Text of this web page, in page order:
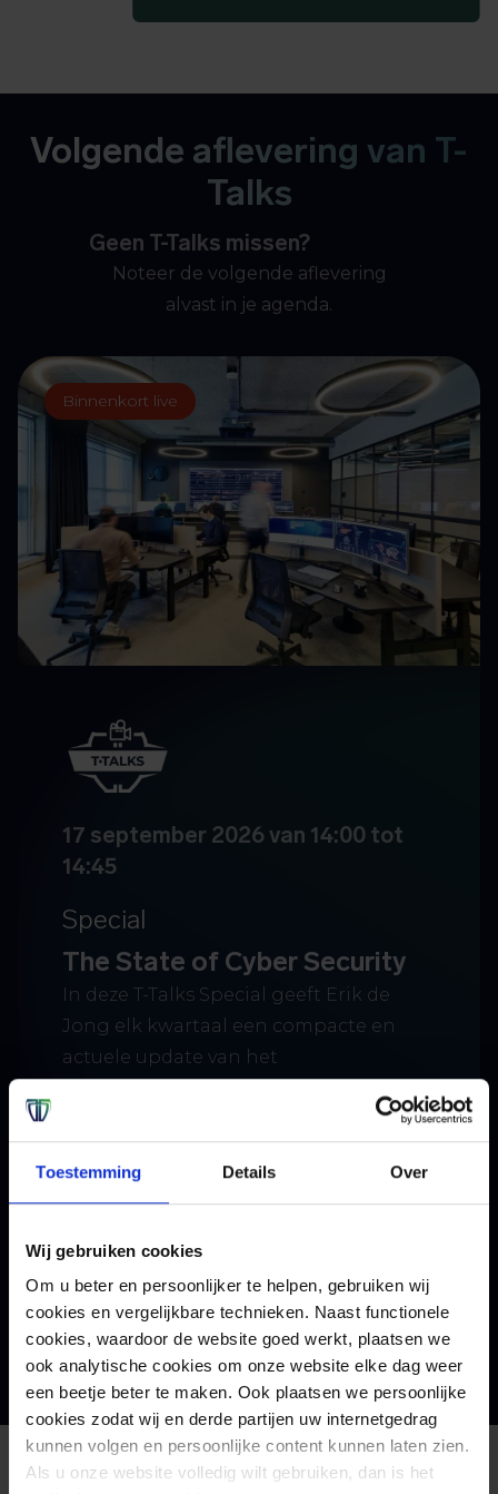
Toestemming Details Over
Wij gebruiken cookies
Om u beter en persoonlijker te helpen, gebruiken wij
cookies en vergelijkbare technieken. Naast functionele
cookies, waardoor de website goed werkt, plaatsen we
ook analytische cookies om onze website elke dag weer
een beetje beter te maken. Ook plaatsen we persoonlijke
cookies zodat wij en derde partijen uw internetgedrag
kunnen volgen en persoonlijke content kunnen laten zien.
Als u onze website volledig wilt gebruiken, dan is het
Volgende aflevering van T-
Talks
Geen T-Talks missen?
Noteer de volgende aflevering
alvast in je agenda.
Binnenkort live
17 september 2026 van 14:00 tot
14:45
Special
The State of Cyber Security
In deze T-Talks Special geeft Erik de
Jong elk kwartaal een compacte en
actuele update van het
uit het Tesorion SOC en aangevuld met
Meer informatie